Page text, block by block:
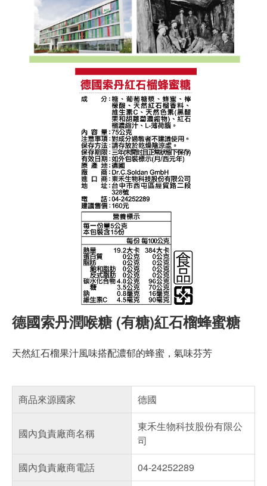
德國索丹潤喉糖 (有糖)紅石榴蜂蜜糖
天然紅石榴果汁風味搭配濃郁的蜂蜜，氣味芬芳
商品來源國家 德國
國內負責廠商名稱
東禾生物科技股份有限公
司
國內負責廠商電話
04-24252289